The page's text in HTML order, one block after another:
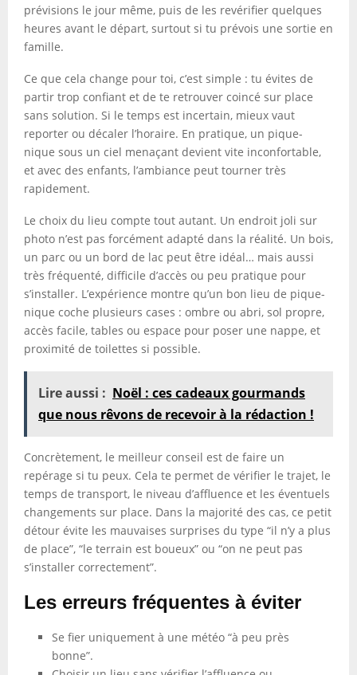
prévisions le jour même, puis de les revérifier quelques
heures avant le départ, surtout si tu prévois une sortie en
famille.
Ce que cela change pour toi, c’est simple : tu évites de
partir trop confiant et de te retrouver coincé sur place
sans solution. Si le temps est incertain, mieux vaut
reporter ou décaler l’horaire. En pratique, un pique-
nique sous un ciel menaçant devient vite inconfortable,
et avec des enfants, l’ambiance peut tourner très
rapidement.
Le choix du lieu compte tout autant. Un endroit joli sur
photo n’est pas forcément adapté dans la réalité. Un bois,
un parc ou un bord de lac peut être idéal… mais aussi
très fréquenté, difficile d’accès ou peu pratique pour
s’installer. L’expérience montre qu’un bon lieu de pique-
nique coche plusieurs cases : ombre ou abri, sol propre,
accès facile, tables ou espace pour poser une nappe, et
proximité de toilettes si possible.
Lire aussi : Noël : ces cadeaux gourmands
que nous rêvons de recevoir à la rédaction !
Concrètement, le meilleur conseil est de faire un
repérage si tu peux. Cela te permet de vérifier le trajet, le
temps de transport, le niveau d’affluence et les éventuels
changements sur place. Dans la majorité des cas, ce petit
détour évite les mauvaises surprises du type “il n’y a plus
de place”, “le terrain est boueux” ou “on ne peut pas
s’installer correctement”.
Les erreurs fréquentes à éviter
Se fier uniquement à une météo “à peu près
bonne”.